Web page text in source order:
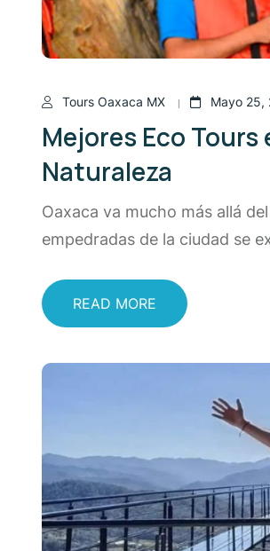
Tours Oaxaca MX Mayo 25,
Mejores Eco Tours
Naturaleza
Oaxaca va mucho más allá
empedradas de la ciudad se
READ MORE